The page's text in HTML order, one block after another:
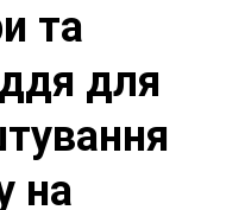
та
для
на